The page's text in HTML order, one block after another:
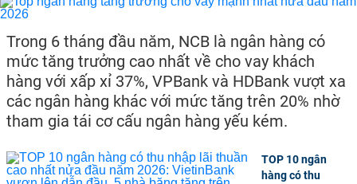
Trong 6 tháng đầu năm, NCB là ngân hàng có
mức tăng trưởng cao nhất về cho vay khách
hàng với xấp xỉ 37%, VPBank và HDBank vượt xa
các ngân hàng khác với mức tăng trên 20% nhờ
tham gia tái cơ cấu ngân hàng yếu kém.
TOP 10 ngân
hàng có thu